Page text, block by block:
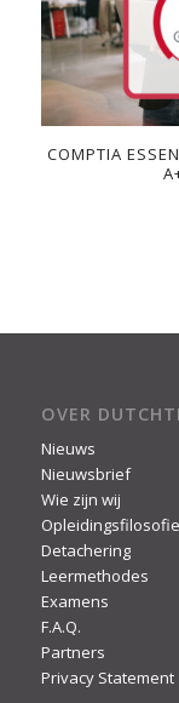
COMPTIA
OVER
Nieuws
Nieuwsbrief
Wie zijn wij
Opleidingsfilosofie
Detachering
Leermethodes
Examens
F.A.Q.
Partners
Privacy Statement